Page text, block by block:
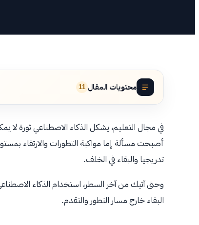
محتويات المقال 11
في مجال التعليم، يشكل الذكاء الاصطناعي ثورة لا
أصبحت مسألة إما مواكبة التطورات والارتقاء
تدريجيا والبقاء في الخلف.
وحتى آتيك من آخر السطر، استخدام الذكاء
البقاء خارج مسار التطور والتقدم.